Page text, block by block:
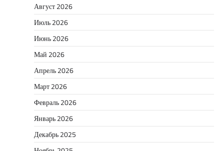
Август 2026
Июль 2026
Июнь 2026
Май 2026
Апрель 2026
Март 2026
Февраль 2026
Январь 2026
Декабрь 2025